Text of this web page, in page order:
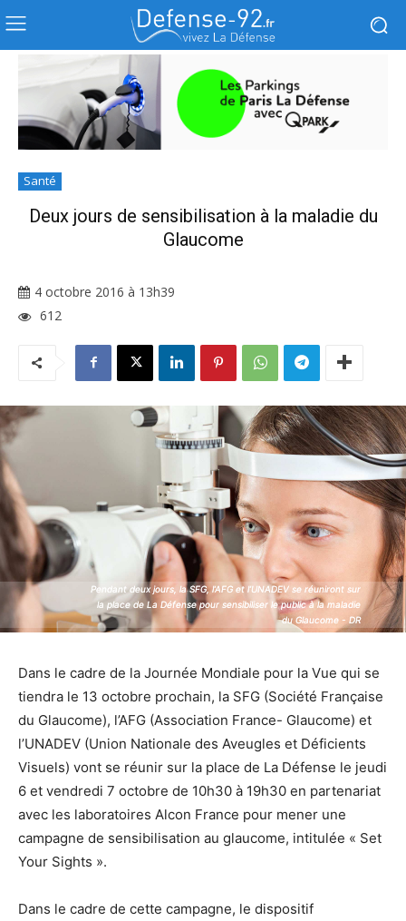
Santé
Deux jours de sensibilisation à la maladie du
Glaucome
4 octobre 2016 à 13h39
612
Pendant deux jours, la SFG, l’AFG et l’UNADEV se réuniront sur
la place de La Défense pour sensibiliser le public à la maladie
du Glaucome - DR
Pendant deux jours, la SFG, l’AFG et l’UNADEV se réuniront sur
la place de La Défense pour sensibiliser le public à la maladie
du Glaucome - DR
Dans le cadre de la Journée Mondiale pour la Vue qui se
tiendra le 13 octobre prochain, la SFG (Société Française
du Glaucome), l’AFG (Association France- Glaucome) et
l’UNADEV (Union Nationale des Aveugles et Déficients
Visuels) vont se réunir sur la place de La Défense le jeudi
6 et vendredi 7 octobre de 10h30 à 19h30 en partenariat
avec les laboratoires Alcon France pour mener une
campagne de sensibilisation au glaucome, intitulée « Set
Your Sights ».
Dans le cadre de cette campagne, le dispositif